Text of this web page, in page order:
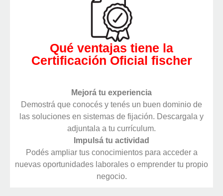
Qué ventajas tiene la
Certificación Oficial fischer
Mejorá tu experiencia
Demostrá que conocés y tenés un buen dominio de
las soluciones en sistemas de fijación. Descargala y
adjuntala a tu currículum.
Impulsá tu actividad
Podés ampliar tus conocimientos para acceder a
nuevas oportunidades laborales o emprender tu propio
negocio.